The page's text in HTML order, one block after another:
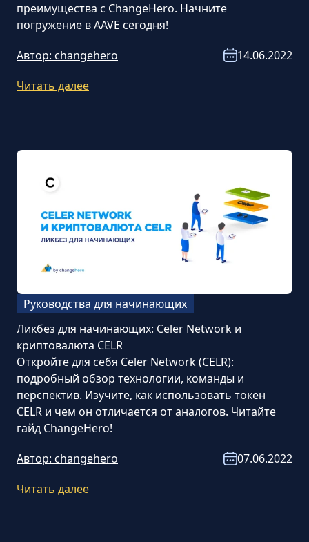
преимущества с ChangeHero. Начните
погружение в AAVE сегодня!
Автор: changehero
14.06.2022
Читать далее
Руководства для начинающих
Ликбез для начинающих: Celer Network и
криптовалюта CELR
Откройте для себя Celer Network (CELR):
подробный обзор технологии, команды и
перспектив. Изучите, как использовать токен
CELR и чем он отличается от аналогов. Читайте
гайд ChangeHero!
Автор: changehero
07.06.2022
Читать далее